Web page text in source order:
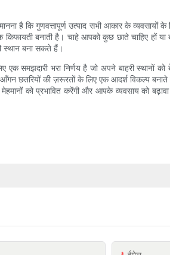
​​है कि गुणवत्तापूर्ण उत्पाद सभी आकार के व्यवसायों के
बनाती है। चाहे आपको कुछ छाते चाहिए हों
स्थान बना सकते हैं।
समझदारी भरा निर्णय है जो अपने बाहरी स्थानों
छतरियों की ज़रूरतों के लिए एक आदर्श विकल्प
को प्रभावित करेंगी और आपके व्यवसाय को